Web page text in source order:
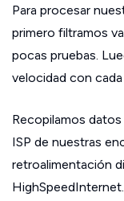
Para procesar
primero filtramos
pocas pruebas.
velocidad con
Recopilamos
ISP de nuestras
retroalimentación